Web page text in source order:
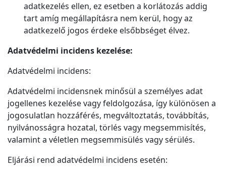
adatkezelés ellen, ez esetben a korlátozás addig
tart amíg megállapításra nem kerül, hogy az
adatkezelő jogos érdeke elsőbbséget élvez.
Adatvédelmi incidens kezelése:
Adatvédelmi incidens:
Adatvédelmi incidensnek minősül a személyes adat
jogellenes kezelése vagy feldolgozása, így különösen a
jogosulatlan hozzáférés, megváltoztatás, továbbítás,
nyilvánosságra hozatal, törlés vagy megsemmisítés,
valamint a véletlen megsemmisülés vagy sérülés.
Eljárási rend adatvédelmi incidens esetén: